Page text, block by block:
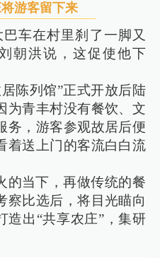
游客留下来
车在村里刹了一脚又
朝洪说，这促使他下
陈列馆”正式开放后陆
为青丰村没有餐饮、文
务，游客参观故居后便
着送上门的客流白白流
的当下，再做传统的餐
察比选后，将目光瞄向
造出“共享农庄”，集研